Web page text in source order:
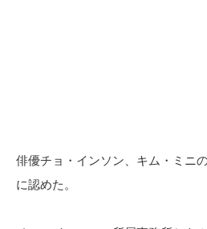
俳優チョ・インソン、キム・ミニ
に認めた。